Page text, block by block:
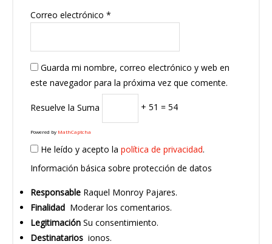
Correo electrónico *
Guarda mi nombre, correo electrónico y web en
este navegador para la próxima vez que comente.
Resuelve la Suma + 51 = 54
Powered by MathCaptcha
He leído y acepto la política de privacidad.
Información básica sobre protección de datos
Responsable Raquel Monroy Pajares.
Finalidad Moderar los comentarios.
Legitimación Su consentimiento.
Destinatarios ionos.